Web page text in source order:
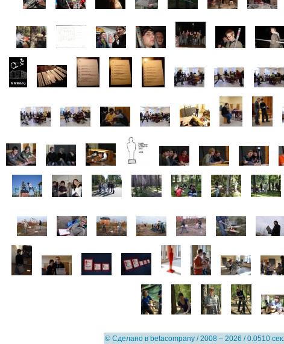
© Сделано в betacompany / 2008 – 2026 / 0.0510 сек.